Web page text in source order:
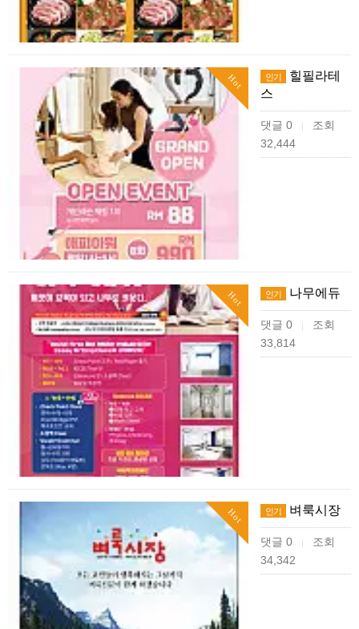
Hot 인기
힐필라테
스
댓글 0 |
조회
32,444
Hot 인기 나무에듀
댓글 0 |
조회
33,814
Hot 인기 벼룩시장
댓글 0 |
조회
34,342